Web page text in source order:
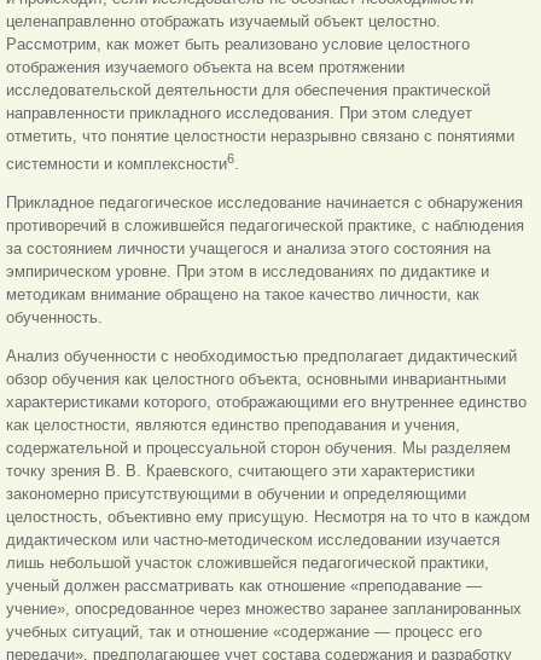
целенаправленно отображать изучаемый объект целостно.
Рассмотрим, как может быть реализовано условие целостного
отображения изучаемого объекта на всем протяжении
исследовательской деятельности для обеспечения практической
направленности прикладного исследования. При этом следует
отметить, что понятие целостности неразрывно связано с понятиями
системности и комплексности6.
Прикладное педагогическое исследование начинается с обнаружения
противоречий в сложившейся педагогической практике, с наблюдения
за состоянием личности учащегося и анализа этого состояния на
эмпирическом уровне. При этом в исследованиях по дидактике и
методикам внимание обращено на такое качество личности, как
обученность.
Анализ обученности с необходимостью предполагает дидактический
обзор обучения как целостного объекта, основными инвариантными
характеристиками которого, отображающими его внутреннее единство
как целостности, являются единство преподавания и учения,
содержательной и процессуальной сторон обучения. Мы разделяем
точку зрения В. В. Краевского, считающего эти характеристики
закономерно присутствующими в обучении и определяющими
целостность, объективно ему присущую. Несмотря на то что в каждом
дидактическом или частно-методическом исследовании изучается
лишь небольшой участок сложившейся педагогической практики,
ученый должен рассматривать как отношение «преподавание —
учение», опосредованное через множество заранее запланированных
учебных ситуаций, так и отношение «содержание — процесс его
передачи», предполагающее учет состава содержания и разработку